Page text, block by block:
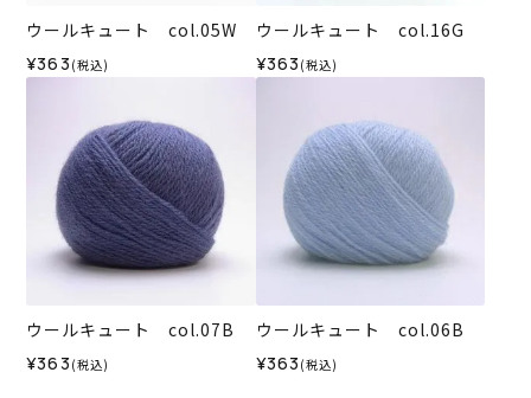
ウールキュート col.05W
¥363 (税込)
ウールキュート col.16G
¥363 (税込)
ウールキュート col.07B
¥363 (税込)
ウールキュート col.06B
¥363 (税込)